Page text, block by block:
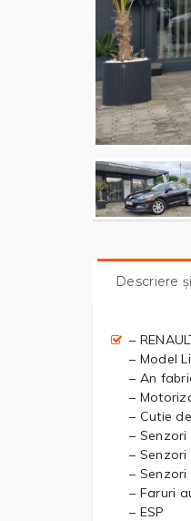
Descriere
–
– Model
– An
–
– Cutie
–
–
–
– Faruri
– ESP